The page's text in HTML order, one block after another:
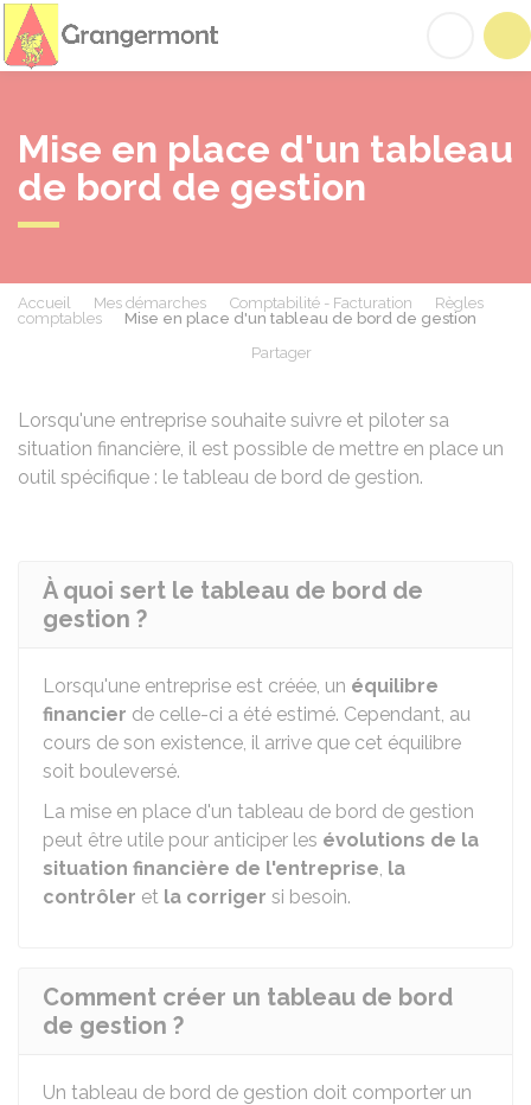
Mise en place d'un tableau
de bord de gestion
Accueil Mes démarches Comptabilité - Facturation
Règles
comptables
Mise en place d'un tableau de bord de gestion
Partager
Lorsqu'une entreprise souhaite suivre et piloter sa
situation financière, il est possible de mettre en place un
outil spécifique : le tableau de bord de gestion.
À quoi sert le tableau de bord de
gestion ?
Lorsqu'une entreprise est créée, un équilibre
financier de celle-ci a été estimé. Cependant, au
cours de son existence, il arrive que cet équilibre
soit bouleversé.
La mise en place d'un tableau de bord de gestion
peut être utile pour anticiper les évolutions de la
situation financière de l'entreprise, la
contrôler et la corriger si besoin.
Comment créer un tableau de bord
de gestion ?
Un tableau de bord de gestion doit comporter un